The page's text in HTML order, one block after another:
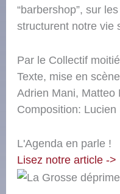
“barbershop”, sur
structurent notre vie
Par le Collectif
Texte, mise en
Adrien Mani, Matteo
Composition: Lucien
L'Agenda en parle !
Lisez notre article ->